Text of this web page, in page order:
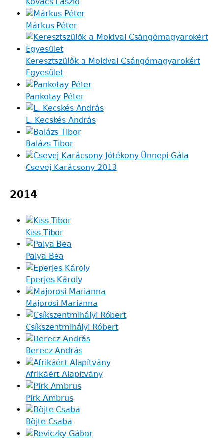
Márkus Péter
Keresztszülők a Moldvai Csángómagyarokért
Egyesület
Pankotay Péter
L. Kecskés András
Balázs Tibor
Csevej Karácsony 2013
2014
Kiss Tibor
Palya Bea
Eperjes Károly
Majorosi Marianna
Csíkszentmihályi Róbert
Berecz András
Afrikáért Alapítvány
Pirk Ambrus
Böjte Csaba